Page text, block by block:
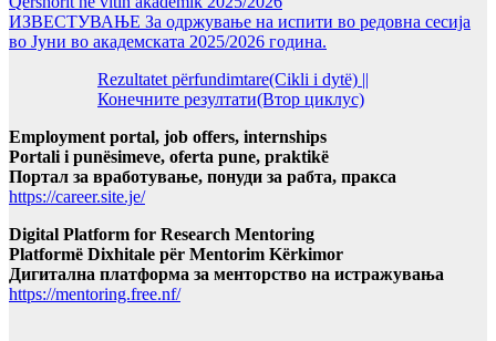
ИЗВЕСТУВАЊЕ За одржување на испити во редовна сесија
во Јуни во академската 2025/2026 година.
Rezultatet përfundimtare(Cikli i dytë) ||
Конечните резултати(Втор циклус)
Employment portal, job offers, internships
Portali i punësimeve, oferta pune, praktikë
Портал за вработување, понуди за рабта, пракса
https://career.site.je/
Digital Platform for Research Mentoring
Platformë Dixhitale për Mentorim Kërkimor
Дигитална платформа за менторство на истражувања
https://mentoring.free.nf/